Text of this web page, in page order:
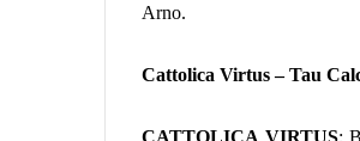
Arno.
Cattolica Virtus – Tau
CATTOLICA VIRTUS: